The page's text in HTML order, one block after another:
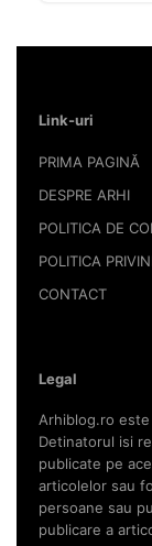
Link-uri
PRIMA PAGINĂ
DESPRE ARHI
POLITICA DE
POLITICA
CONTACT
Legal
Arhiblog.ro
Detinatorul isi
publicate pe
articolelor sau
persoane sau
publicare a